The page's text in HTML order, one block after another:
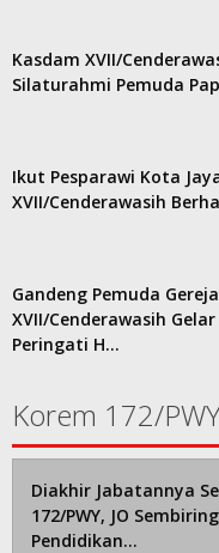
Kasdam XVII/
Silaturahmi Pemuda
Ikut Pesparawi Kota
XVII/Cenderawasih
Gandeng Pemuda
XVII/Cenderawasih
Peringati H…
Korem 172/
Diakhir Jabatannya
172/PWY, JO
Pendidikan…